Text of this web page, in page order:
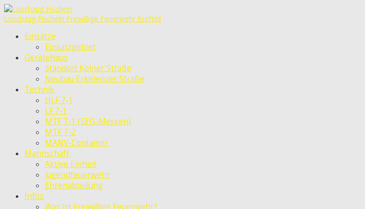
Löschzug Fischeln Freiwillige Feuerwehr Krefeld
Einsätze
Einsatzgebiet
Gerätehaus
Standort Kölner Straße
Neubau Erkelenzer Straße
Technik
HLF 7-1
LF 7-1
MTF 7-1 (SEG-Messen)
MTF 7-2
MANV-Container
Mannschaft
Aktive Einheit
Jugendfeuerwehr
Ehrenabteilung
Infos